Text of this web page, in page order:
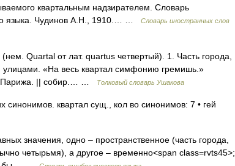
квартальным надзирателем. Словарь
языка. Чудинов А.Н., 1910.… …
Словарь иностранных слов
Quartal от лат. quartus четвертый). 1. Часть города,
«На весь квартал симфонию гремишь.»
Парижа. || собир.… …
Толковый словарь Ушакова
синонимов. квартал сущ., кол во синонимов: 7 • гей
значения, одно – пространственное (часть города,
четырьмя), а другое – временно<span class=rvts45>;